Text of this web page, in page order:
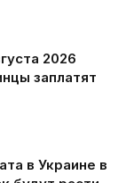
2026
заплатят
в Украине в